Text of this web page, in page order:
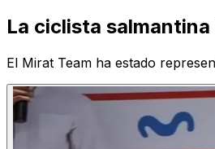
La ciclista
El Mirat Team ha estado